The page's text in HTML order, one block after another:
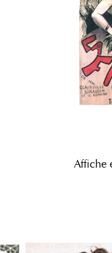
Affiche